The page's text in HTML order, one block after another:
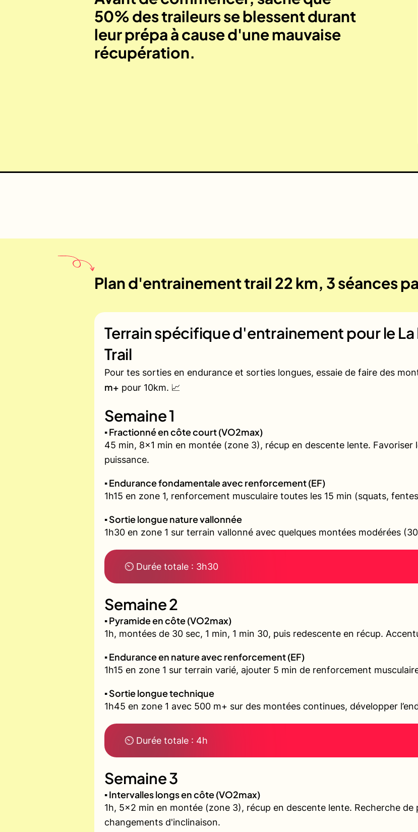
50% des traileurs se blessent durant
leur prépa à cause d'une mauvaise
récupération.
Plan d'entrainement trail 22 km, 3 séances
Terrain spécifique d'entrainement pour le
Trail
Pour tes sorties en endurance et sorties longues, essaie de faire des
m+ pour 10km. 📈
Semaine 1
▪️ Fractionné en côte court (VO2max)
45 min, 8x1 min en montée (zone 3), récup en descente lente.
puissance.
▪️ Endurance fondamentale avec renforcement (EF)
1h15 en zone 1, renforcement musculaire toutes les 15 min (squats,
▪️ Sortie longue nature vallonnée
1h30 en zone 1 sur terrain vallonné avec quelques montées modérées
⏲ Durée totale : 3h30
Semaine 2
▪️ Pyramide en côte (VO2max)
1h, montées de 30 sec, 1 min, 1 min 30, puis redescente en récup.
▪️ Endurance en nature avec renforcement (EF)
1h15 en zone 1 sur terrain varié, ajouter 5 min de renforcement
▪️ Sortie longue technique
1h45 en zone 1 avec 500 m+ sur des montées continues, développer
⏲ Durée totale : 4h
Semaine 3
▪️ Intervalles longs en côte (VO2max)
1h, 5x2 min en montée (zone 3), récup en descente lente. Recherche
changements d'inclinaison.